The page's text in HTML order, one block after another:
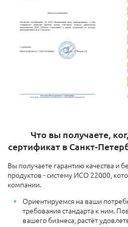
Что вы получаете,
сертификат в Санкт-
Вы получаете гарантию качества и
продуктов - систему ИСО 22000,
компании.
Ориентируемся на ваши
требования стандарта к ним.
вашего бизнеса, растёт